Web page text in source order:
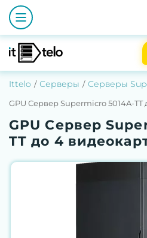
Ittelo Серверы Серверы
GPU Сервер Supermicro 5014A-TT
GPU Сервер
TT до 4